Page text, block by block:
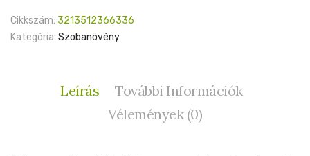
Cikkszám: 3213512366336
Kategória: Szobanövény
Leírás
További Információk
Vélemények (0)